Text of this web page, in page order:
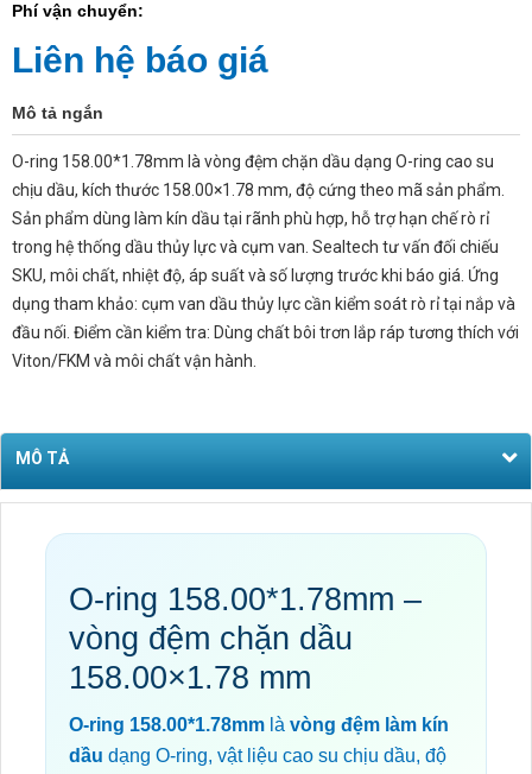
Phí vận chuyển:
Liên hệ báo giá
Mô tả ngắn
O-ring 158.00*1.78mm là vòng đệm chặn dầu dạng O-ring cao su
chịu dầu, kích thước 158.00×1.78 mm, độ cứng theo mã sản phẩm.
Sản phẩm dùng làm kín dầu tại rãnh phù hợp, hỗ trợ hạn chế rò rỉ
trong hệ thống dầu thủy lực và cụm van. Sealtech tư vấn đối chiếu
SKU, môi chất, nhiệt độ, áp suất và số lượng trước khi báo giá. Ứng
dụng tham khảo: cụm van dầu thủy lực cần kiểm soát rò rỉ tại nắp và
đầu nối. Điểm cần kiểm tra: Dùng chất bôi trơn lắp ráp tương thích với
Viton/FKM và môi chất vận hành.
MÔ TẢ
O-ring 158.00*1.78mm –
vòng đệm chặn dầu
158.00×1.78 mm
O-ring 158.00*1.78mm là vòng đệm làm kín
dầu dạng O-ring, vật liệu cao su chịu dầu, độ